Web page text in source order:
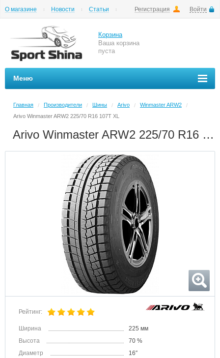
Регистрация Войти
О магазине Новости
Статьи
Корзина
Ваша корзина
пуста
Меню
Главная / Производители / Шины / Arivo / Winmaster ARW2
/
Arivo Winmaster ARW2 225/70 R16 107T XL
Arivo Winmaster ARW2 225/70 R16 107T XL
Рейтинг:
Ширина
225 мм
Высота
70 %
Диаметр
16″